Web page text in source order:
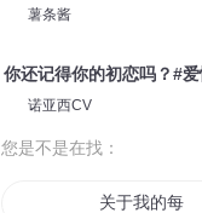
薯条酱
你还记得你的初恋吗？#
诺亚西CV
您是不是在找：
关于我的每日